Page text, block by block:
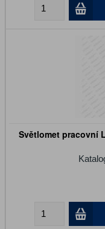
Světlomet pracovní